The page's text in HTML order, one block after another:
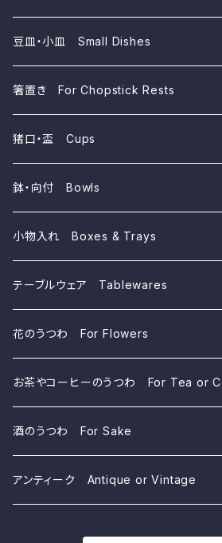
豆皿・小皿 Small Dishes
箸置き For Chopstick Rests
猪口・盃 Cups
鉢・向付 Bowls
小物入れ Boxes & Trays
テーブルウェア Tablewares
花のうつわ For Flowers
お茶やコーヒーのうつわ For Tea or
酒のうつわ For Sake
アンティーク Antique or Vintage